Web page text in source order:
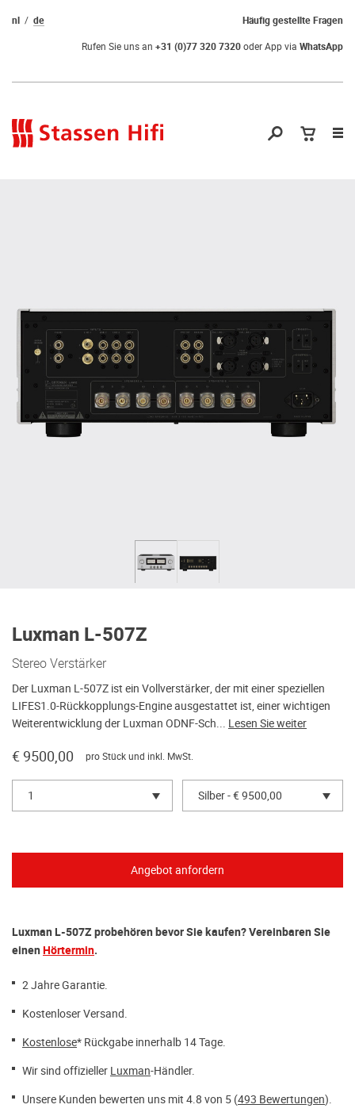
Häufig gestellte Fragen
nl de
Rufen Sie uns an +31 (0)77 320 7320oder App via WhatsApp
Luxman L-507Z
Stereo Verstärker
Der Luxman L-507Z ist ein Vollverstärker, der mit einer speziellen
LIFES1.0-Rückkopplungs-Engine ausgestattet ist, einer wichtigen
Weiterentwicklung der Luxman ODNF-Sch... Lesen Sie weiter
€ 9500,00 pro Stück und inkl. MwSt.
1 Silber - € 9500,00
Luxman L-507Z probehören bevor Sie kaufen? Vereinbaren Sie
einenHörtermin.
2 Jahre Garantie.
Kostenloser Versand.
Kostenlose* Rückgabe innerhalb 14 Tage.
Wir sind offizieller Luxman-Händler.
Unsere Kunden bewerten uns mit 4.8 von 5 (493 Bewertungen).